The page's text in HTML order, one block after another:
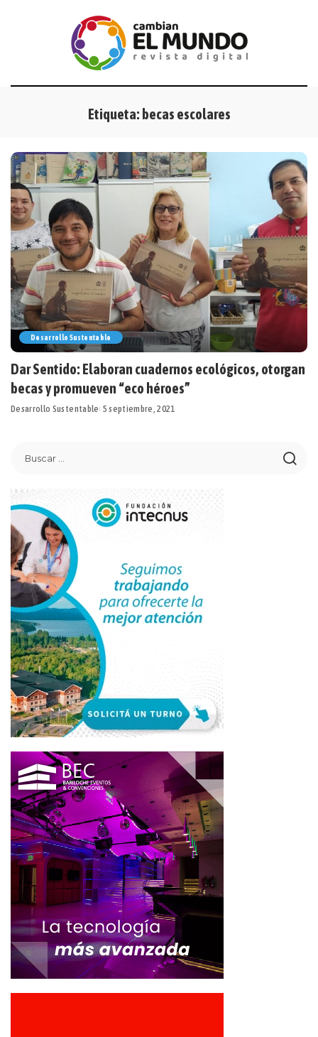
Etiqueta: becas escolares
Desarrollo Sustentable
Dar Sentido: Elaboran cuadernos ecológicos, otorgan
becas y promueven “eco héroes”
Desarrollo Sustentable 5 septiembre, 2021